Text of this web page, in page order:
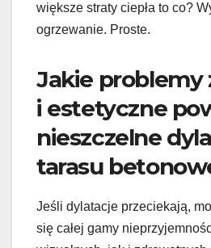
większe straty ciepła to co?
ogrzewanie. Proste.
Jakie
i estetyczne
nieszczelne
tarasu
Jeśli dylatacje przeciekają,
się całej gamy